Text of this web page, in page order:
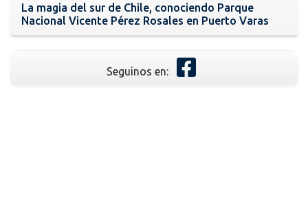
La magia del sur de Chile, conociendo Parque
Nacional Vicente Pérez Rosales en Puerto Varas
Seguinos en: